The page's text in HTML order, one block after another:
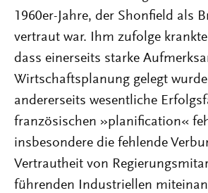
1960er-Jahre, der Shonfield als
vertraut war. Ihm zufolge
dass einerseits starke
Wirtschaftsplanung gelegt
andererseits wesentliche
französischen »planification«
insbesondere die fehlende
Vertrautheit von
führenden Industriellen